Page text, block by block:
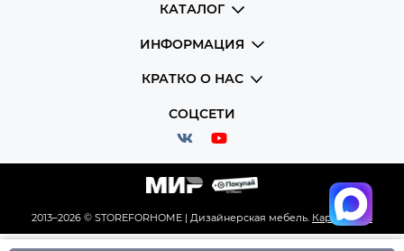
КАТАЛОГ
ИНФОРМАЦИЯ
КРАТКО О НАС
СОЦСЕТИ
2013–2026 © STOREFORHOME | Дизайнерская мебель. Карта сайта